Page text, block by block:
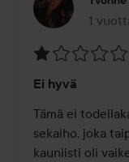
1
Viesti
1
/
5
Ei hyvä
Tämä ei
sekaiho, joka
kauniisti oli